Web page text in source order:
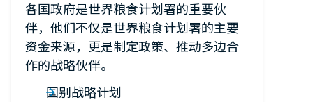
各国政府是世界粮食计划署的重要伙
伴，他们不仅是世界粮食计划署的主要
资金来源，更是制定政策、推动多边合
作的战略伙伴。
国别战略计划